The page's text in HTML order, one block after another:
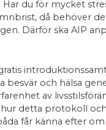
Har du för mycket
då behöver
Därför ska AIP
besvär och hälsa
av
detta protokoll
får känna efter om